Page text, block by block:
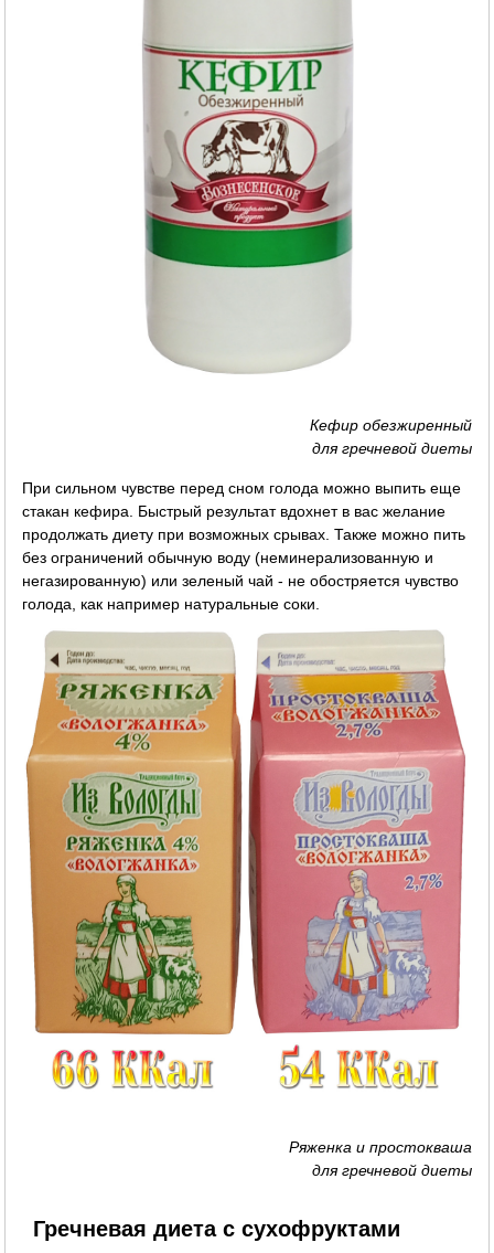
Кефир обезжиренный
для гречневой диеты
При сильном чувстве перед сном голода можно выпить еще
стакан кефира. Быстрый результат вдохнет в вас желание
продолжать диету при возможных срывах. Также можно пить
без ограничений обычную воду (неминерализованную и
негазированную) или зеленый чай - не обостряется чувство
голода, как например натуральные соки.
Ряженка и простокваша
для гречневой диеты
Гречневая диета с сухофруктами